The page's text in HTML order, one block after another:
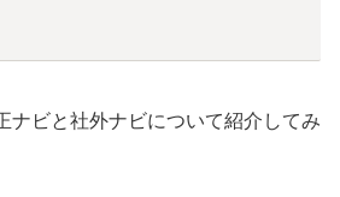
ナビと社外ナビについて紹介してみ